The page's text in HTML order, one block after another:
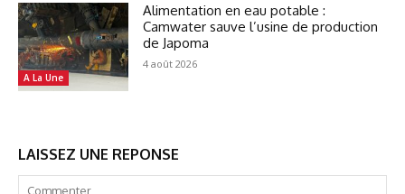
A La Une
Alimentation en eau potable :
Camwater sauve l’usine de production
de Japoma
4 août 2026
LAISSEZ UNE REPONSE